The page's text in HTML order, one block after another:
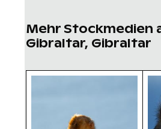
Mehr Stockmedien
Gibraltar, Gibraltar
Barbary-Makaken